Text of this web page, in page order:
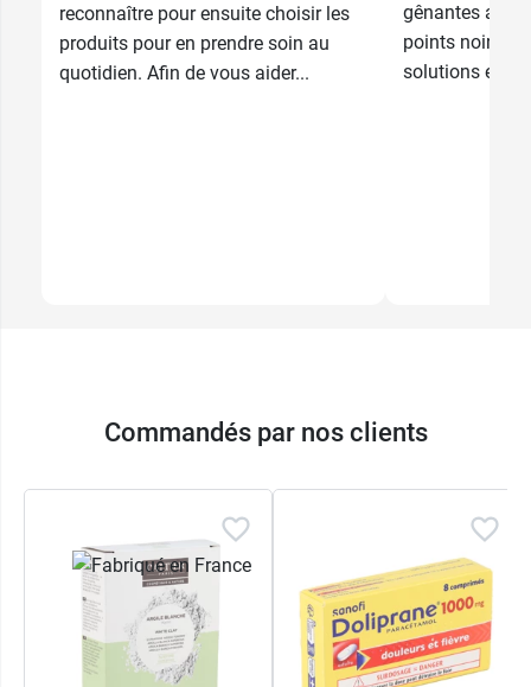
reconnaître pour ensuite choisir les
produits pour en prendre soin au
quotidien. Afin de vous aider...
gênantes au
points noirs,
solutions
Commandés par nos clients